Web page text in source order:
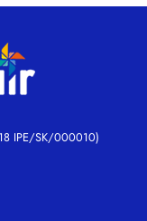
IPE/SK/000010)